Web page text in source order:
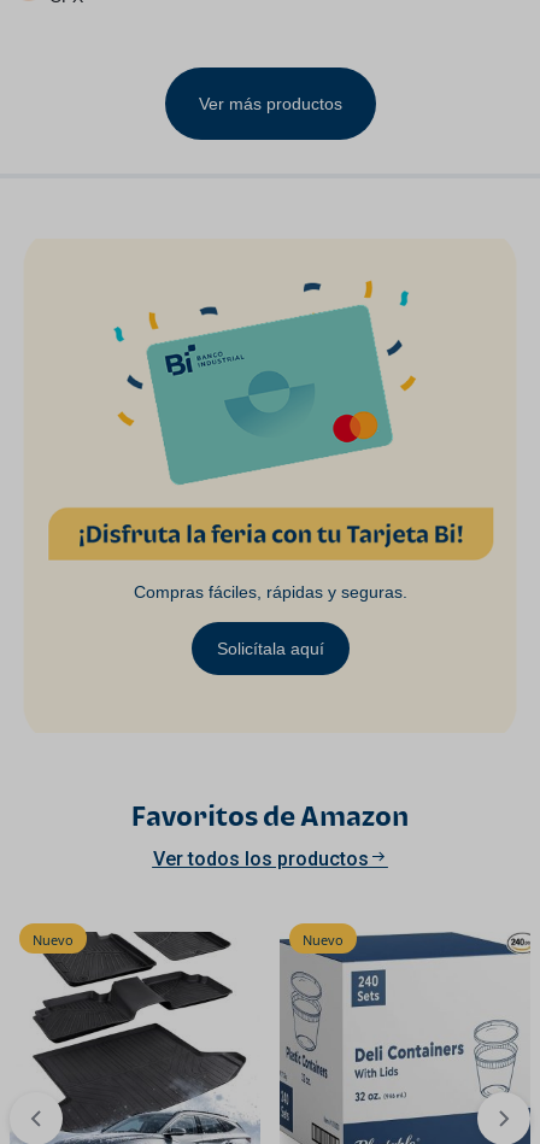
Ver más productos
Compras fáciles, rápidas y seguras.
Solicítala aquí
Favoritos de Amazon
Ver todos los productos
Nuevo Nuevo